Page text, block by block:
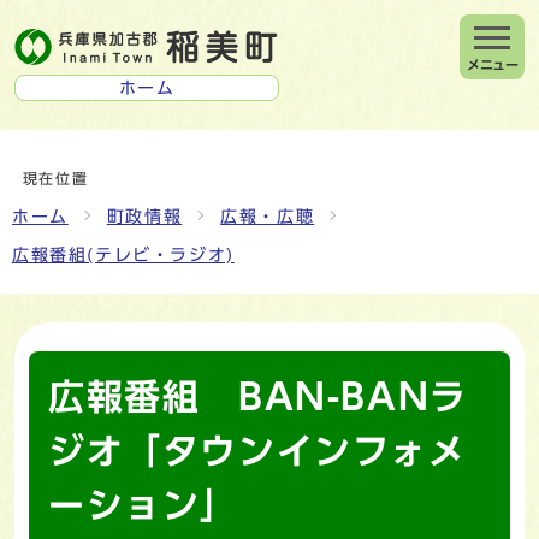
ホーム
メニュー
現在位置
ホーム 町政情報 広報・広聴
広報番組(テレビ・ラジオ)
広報番組 BAN-BANラ
ジオ「タウンインフォメ
ーション」